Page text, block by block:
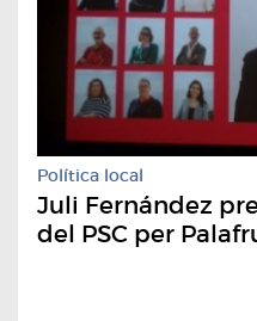
Política local
Juli Fernández
del PSC per